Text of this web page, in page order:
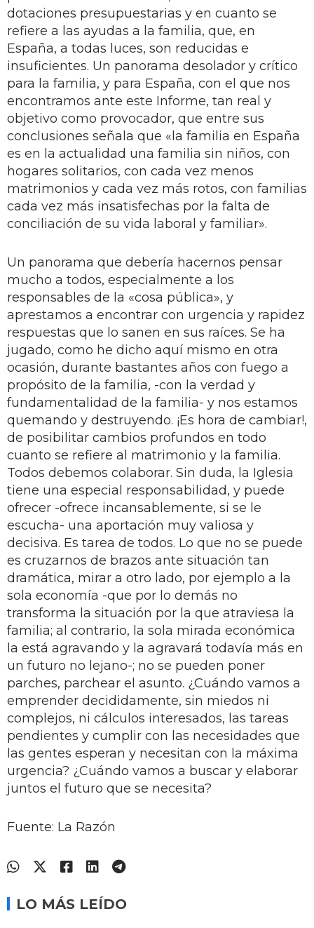
dotaciones presupuestarias y en cuanto se
refiere a las ayudas a la familia, que, en
España, a todas luces, son reducidas e
insuficientes. Un panorama desolador y crítico
para la familia, y para España, con el que nos
encontramos ante este Informe, tan real y
objetivo como provocador, que entre sus
conclusiones señala que «la familia en España
es en la actualidad una familia sin niños, con
hogares solitarios, con cada vez menos
matrimonios y cada vez más rotos, con familias
cada vez más insatisfechas por la falta de
conciliación de su vida laboral y familiar».
Un panorama que debería hacernos pensar
mucho a todos, especialmente a los
responsables de la «cosa pública», y
aprestamos a encontrar con urgencia y rapidez
respuestas que lo sanen en sus raíces. Se ha
jugado, como he dicho aquí mismo en otra
ocasión, durante bastantes años con fuego a
propósito de la familia, -con la verdad y
fundamentalidad de la familia- y nos estamos
quemando y destruyendo. ¡Es hora de cambiar!,
de posibilitar cambios profundos en todo
cuanto se refiere al matrimonio y la familia.
Todos debemos colaborar. Sin duda, la Iglesia
tiene una especial responsabilidad, y puede
ofrecer -ofrece incansablemente, si se le
escucha- una aportación muy valiosa y
decisiva. Es tarea de todos. Lo que no se puede
es cruzarnos de brazos ante situación tan
dramática, mirar a otro lado, por ejemplo a la
sola economía -que por lo demás no
transforma la situación por la que atraviesa la
familia; al contrario, la sola mirada económica
la está agravando y la agravará todavía más en
un futuro no lejano-; no se pueden poner
parches, parchear el asunto. ¿Cuándo vamos a
emprender decididamente, sin miedos ni
complejos, ni cálculos interesados, las tareas
pendientes y cumplir con las necesidades que
las gentes esperan y necesitan con la máxima
urgencia? ¿Cuándo vamos a buscar y elaborar
juntos el futuro que se necesita?
Fuente: La Razón
LO MÁS LEÍDO